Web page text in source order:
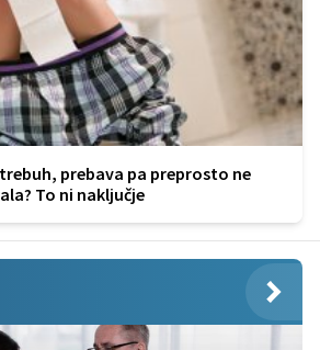
prebava pa preprosto ne
To ni naključje